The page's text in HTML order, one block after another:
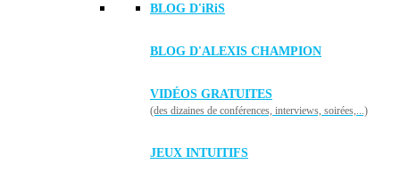
BLOG D'iRiS
BLOG D'ALEXIS CHAMPION
VIDÉOS GRATUITES
(des dizaines de conférences, interviews, soirées,...)
JEUX INTUITIFS